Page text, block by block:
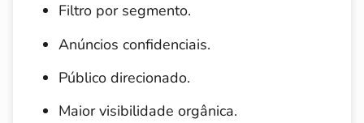
Filtro por segmento.
Anúncios confidenciais.
Público direcionado.
Maior visibilidade orgânica.